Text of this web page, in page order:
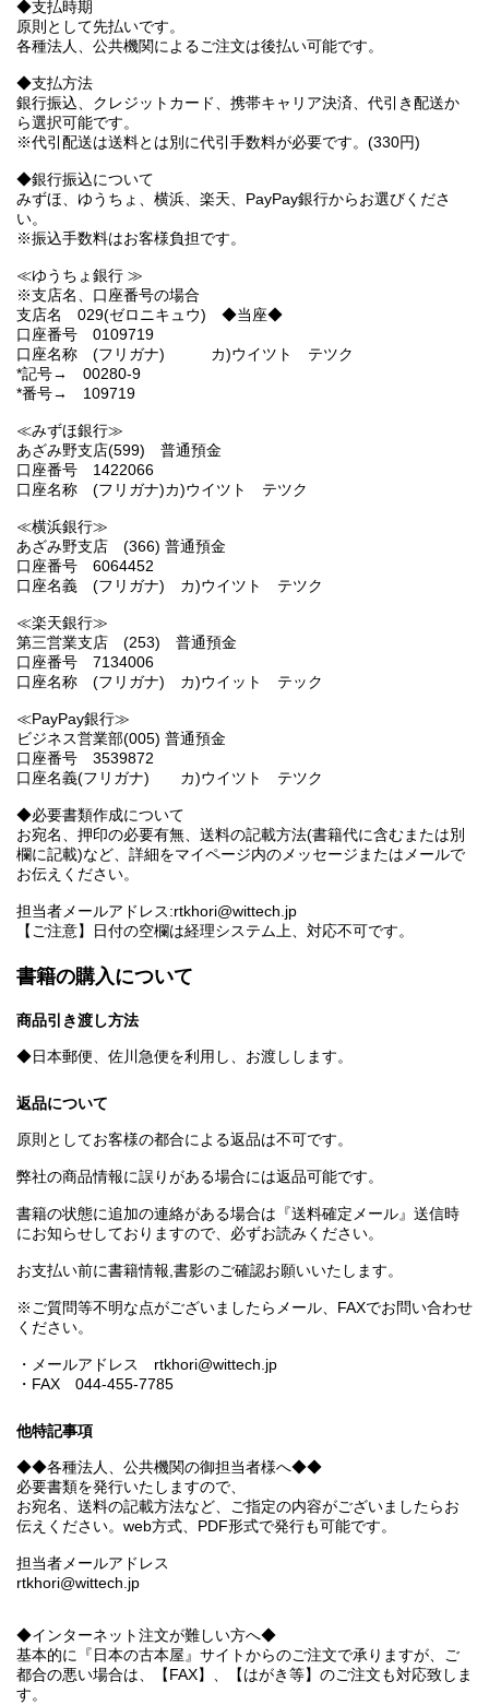
◆支払時期
原則として先払いです。
各種法人、公共機関によるご注文は後払い可能です。
◆支払方法
銀行振込、クレジットカード、携帯キャリア決済、代引き配送か
ら選択可能です。
※代引配送は送料とは別に代引手数料が必要です。(330円)
◆銀行振込について
みずほ、ゆうちょ、横浜、楽天、PayPay銀行からお選びくださ
い。
※振込手数料はお客様負担です。
≪ゆうちょ銀行 ≫
※支店名、口座番号の場合
支店名 029(ゼロニキュウ) ◆当座◆
口座番号 0109719
口座名称 (フリガナ) カ)ウイツト テツク
*記号→ 00280-9
*番号→ 109719
≪みずほ銀行≫
あざみ野支店(599) 普通預金
口座番号 1422066
口座名称 (フリガナ)カ)ウイツト テツク
≪横浜銀行≫
あざみ野支店 (366) 普通預金
口座番号 6064452
口座名義 (フリガナ) カ)ウイツト テツク
≪楽天銀行≫
第三営業支店 (253) 普通預金
口座番号 7134006
口座名称 (フリガナ) カ)ウイット テック
≪PayPay銀行≫
ビジネス営業部(005) 普通預金
口座番号 3539872
口座名義(フリガナ) カ)ウイツト テツク
◆必要書類作成について
お宛名、押印の必要有無、送料の記載方法(書籍代に含むまたは別
欄に記載)など、詳細をマイページ内のメッセージまたはメールで
お伝えください。
担当者メールアドレス:rtkhori@wittech.jp
【ご注意】日付の空欄は経理システム上、対応不可です。
書籍の購入について
商品引き渡し方法
◆日本郵便、佐川急便を利用し、お渡しします。
返品について
原則としてお客様の都合による返品は不可です。
弊社の商品情報に誤りがある場合には返品可能です。
書籍の状態に追加の連絡がある場合は『送料確定メール』送信時
にお知らせしておりますので、必ずお読みください。
お支払い前に書籍情報,書影のご確認お願いいたします。
※ご質問等不明な点がございましたらメール、FAXでお問い合わせ
ください。
・メールアドレス rtkhori@wittech.jp
・FAX 044-455-7785
他特記事項
◆◆各種法人、公共機関の御担当者様へ◆◆
必要書類を発行いたしますので、
お宛名、送料の記載方法など、ご指定の内容がございましたらお
伝えください。web方式、PDF形式で発行も可能です。
担当者メールアドレス
rtkhori@wittech.jp
◆インターネット注文が難しい方へ◆
基本的に『日本の古本屋』サイトからのご注文で承りますが、ご
都合の悪い場合は、【FAX】、【はがき等】のご注文も対応致しま
す。